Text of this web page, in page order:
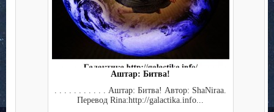
Аштар: Битва!
. . . . . . . . . . . Аштар: Битва! Автор: ShaNiraa.
Перевод Rina:http://galactika.info...